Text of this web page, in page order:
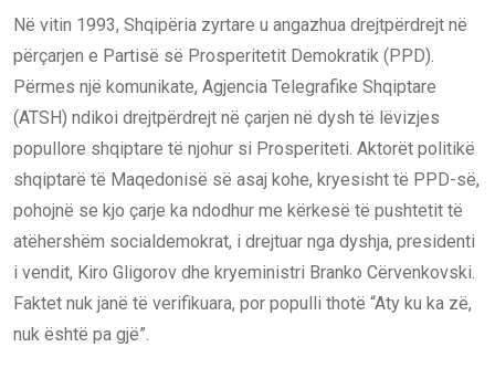
Në vitin 1993, Shqipëria zyrtare u angazhua drejtpërdrejt në
përçarjen e Partisë së Prosperitetit Demokratik (PPD).
Përmes një komunikate, Agjencia Telegrafike Shqiptare
(ATSH) ndikoi drejtpërdrejt në çarjen në dysh të lëvizjes
popullore shqiptare të njohur si Prosperiteti. Aktorët politikë
shqiptarë të Maqedonisë së asaj kohe, kryesisht të PPD-së,
pohojnë se kjo çarje ka ndodhur me kërkesë të pushtetit të
atëhershëm socialdemokrat, i drejtuar nga dyshja, presidenti
i vendit, Kiro Gligorov dhe kryeministri Branko Cërvenkovski.
Faktet nuk janë të verifikuara, por populli thotë “Aty ku ka zë,
nuk është pa gjë”.